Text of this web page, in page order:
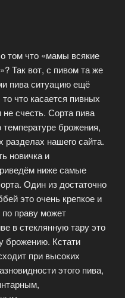
том что «мамы всякие
Так вот, с пивом та же
пива ситуацию ещё
что касается пивных
не счесть. Сорта пива
брожения,
разделах нашего сайта.
новичка и
ниже самые
Один из достаточно
это очень крепкое и
по праву может
в стеклянную тару это
брожению. Кстати
при высоких
этого пива,